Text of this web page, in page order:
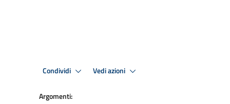
Condividi Vedi azioni
Argomenti: